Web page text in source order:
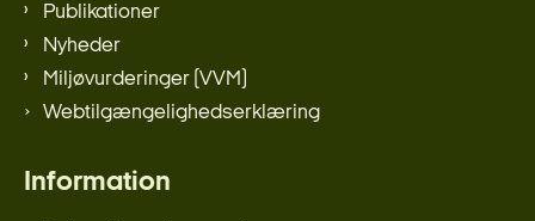
Publikationer
Nyheder
Miljøvurderinger (VVM)
Webtilgængelighedserklæring
Information